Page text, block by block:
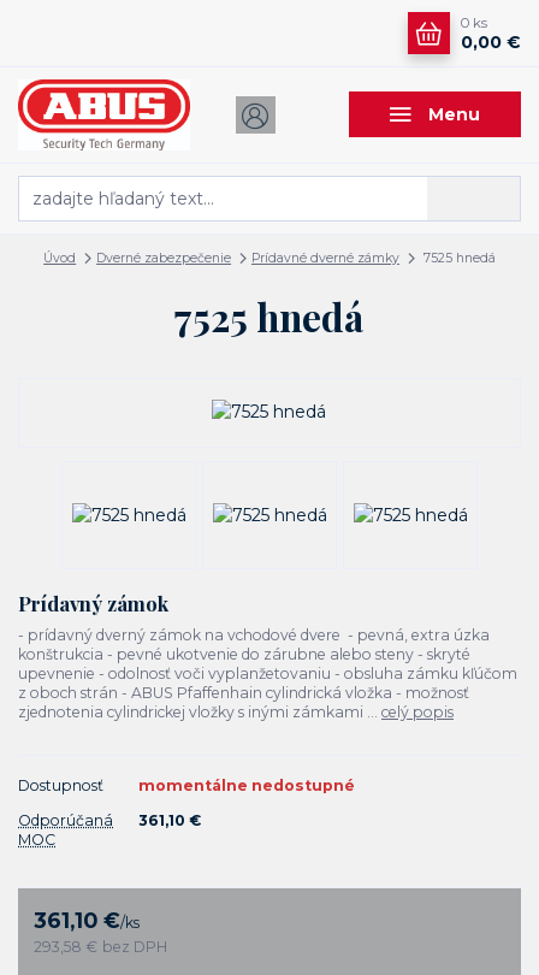
Menu
0 ks
0,00 €
Úvod Dverné zabezpečenie Prídavné dverné zámky 7525 hnedá
7525 hnedá
Prídavný zámok
- prídavný dverný zámok na vchodové dvere - pevná, extra úzka
konštrukcia - pevné ukotvenie do zárubne alebo steny - skryté
upevnenie - odolnosť voči vyplanžetovaniu - obsluha zámku kľúčom
z oboch strán - ABUS Pfaffenhain cylindrická vložka - možnosť
zjednotenia cylindrickej vložky s inými zámkami ... celý popis
Dostupnosť
momentálne nedostupné
Odporúčaná
MOC
361,10 €
361,10 €/ks
293,58 € bez DPH